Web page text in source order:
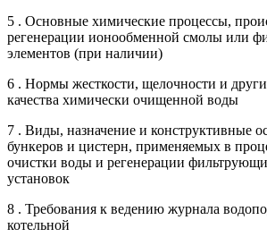
5 . Основные химические процессы,
регенерации ионообменной смолы или
элементов (при наличии)
6 . Нормы жесткости, щелочности и
качества химически очищенной воды
7 . Виды, назначение и конструктивные
бункеров и цистерн, применяемых в
очистки воды и регенерации
установок
8 . Требования к ведению журнала
котельной